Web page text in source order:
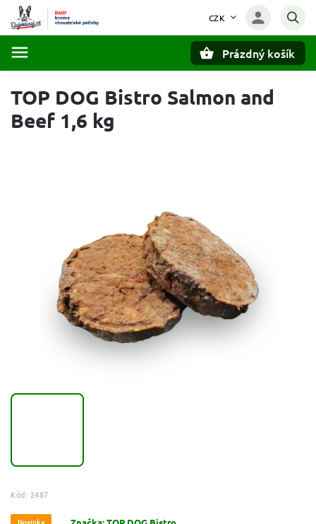
CZK
Prázdný košík
TOP DOG Bistro Salmon and
Beef 1,6 kg
Kód: 2487
Novinka